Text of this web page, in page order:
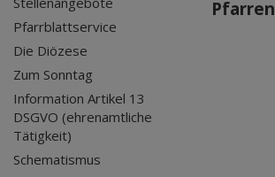
Pfarrblattservice
Die Diözese
Zum Sonntag
Information Artikel 13
DSGVO (ehrenamtliche
Tätigkeit)
Schematismus
Pfarren